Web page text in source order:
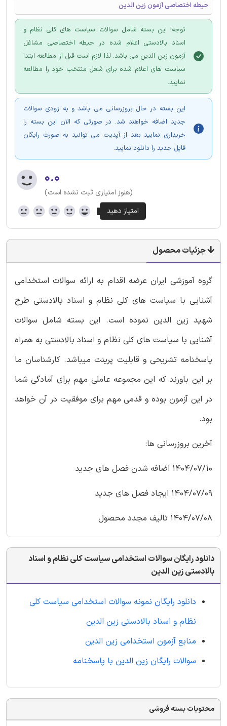
حیطه اختصاصی آزمون زین الدین
توجه! این بسته شامل سوالات سیاست های کلی نظام و
اسناد بالادستی اعلام شده در حیطه اختصاصی مشاغل
آزمون زین الدین می باشد. لذا لازم است قبل از مطالعه ابتدا
سیاست های اعلام شده برای شغل منتخب خود را مطالعه
نمایید.
این بسته در حال بروزرسانی می باشد و به زودی سوالات
جدید اضافه خواهند شد. در صورتی که الان این بسته را
خریداری نمایید بعد از آپدیت می توانید به صورت رایگان
فایل جدید را دانلود نمایید.
۰.۰
(هنوز امتیازی ثبت نشده است)
جزئیات محصول
گروه آموزشی ایران عرضه اقدام به ارائه سوالات استخدامی
آشنایی با سیاست های کلی نظام و اسناد بالادستی طرح
شهید زین الدین نموده است. این بسته شامل سوالات
آشنایی با سیاست های کلی نظام و اسناد بالادستی به همراه
پاسخنامه تشریحی و قابلیت پرینت میباشد. کارشناسان ما
بر این باورند که این مجموعه عاملی مهم برای آمادگی شما
در این آزمون بوده و قدمی مهم برای موفقیت در آن خواهد
بود.
آخرین بروزرسانی ها:
1404/07/10 اضافه شدن فصل های جدید
1404/07/09 ایجاد فصل های جدید
1404/07/08 تالیف مجدد محصول
دانلود رایگان سوالات استخدامی سیاست کلی نظام و اسناد
بالادستی زین الدین
دانلود رایگان نمونه سوالات استخدامی سیاست کلی
نظام و اسناد بالادستی زین الدین
منابع آزمون استخدامی زین الدین
سوالات رایگان زین الدین با پاسخنامه
محتویات بسته فروشی